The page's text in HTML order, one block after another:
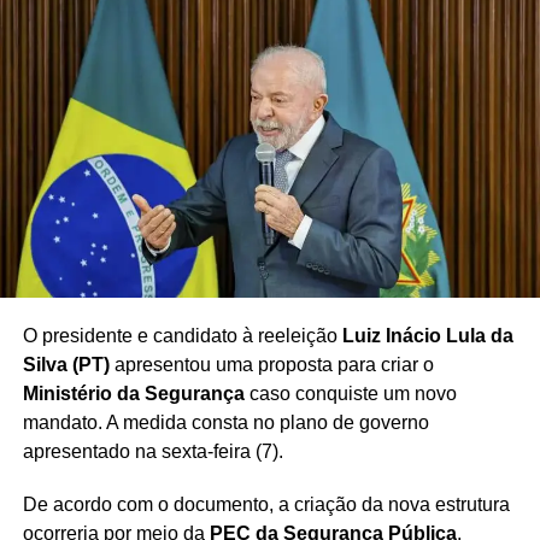
eventual candidatura à reeleição poderá representar a
última participação do presidente em uma disputa
pela Presidência da República , conforme a perspectiva
apresentada no contexto do evento.
O Estádio Municipal 1º de Maio, conhecido pela ligação
histórica com os movimentos trabalhistas do ABC, deverá
servir novamente como cenário para uma importante
manifestação política relacionada à trajetória de Lula.
Redação Saiba+
O presidente e candidato à reeleição Luiz Inácio Lula da
Silva (PT)apresentou uma proposta para criar o
Ministério da Segurançacaso conquiste um novo
mandato. A medida consta no plano de governo
apresentado na sexta-feira (7).
De acordo com o documento, a criação da nova estrutura
ocorreria por meio da PEC da Segurança Pública,